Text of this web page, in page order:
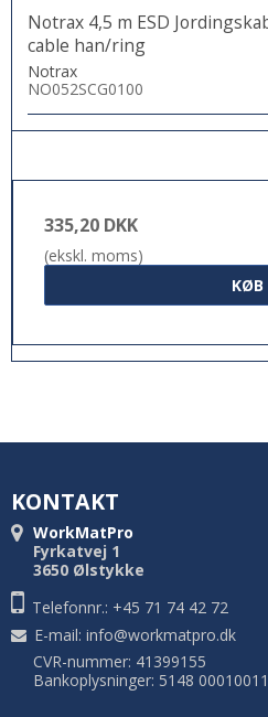
Notrax 4,5 m ESD
cable han/ring
Notrax
NO052SCG0100
335,20 DKK
(ekskl. moms)
KØB
KONTAKT
WorkMatPro
Fyrkatvej 1
3650 Ølstykke
Telefonnr.: +45 71 74 42 72
E-mail: info@workmatpro.dk
CVR-nummer: 41399155
Bankoplysninger: 5148